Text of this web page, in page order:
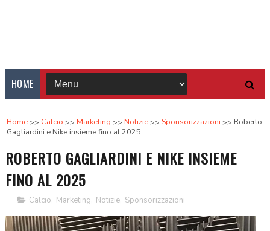
HOME
Home Calcio Marketing Notizie Sponsorizzazioni
Roberto
Gagliardini e Nike insieme fino al 2025
ROBERTO GAGLIARDINI E NIKE INSIEME
FINO AL 2025
Calcio, Marketing, Notizie, Sponsorizzazioni